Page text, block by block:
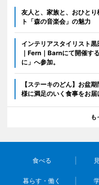
友人と、家族と、おひと
ト「森の音楽会」の魅力
インテリアスタイリスト
｜Fern｜Barnにて開催
に」へ参加。
【ステーキのどん】お盆
様に満足のいく食事をお届
も
食べる
暮らす・働く